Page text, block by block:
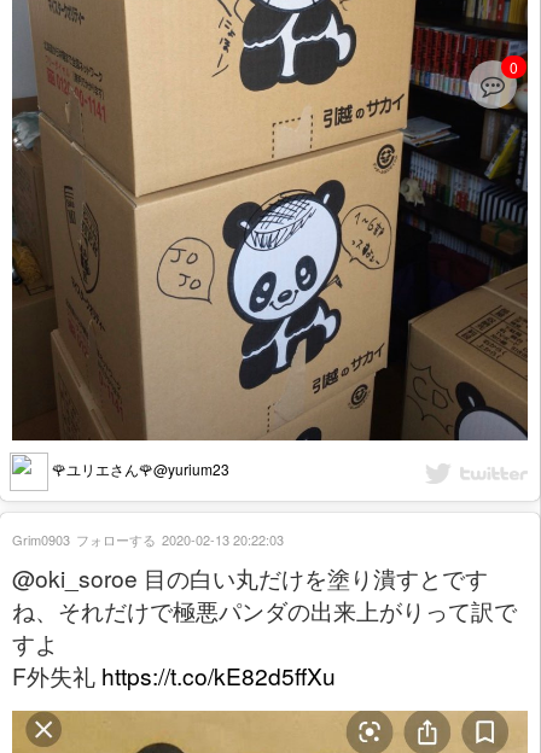
🌹ユリエさん🌹@yurium23
@oki_soroe 目の白い丸だけを塗り潰すとです
ね、それだけで極悪パンダの出来上がりって訳で
すよ
F外失礼 https://t.co/kE82d5ffXu
Grim0903 フォローする 2020-02-13 20:22:03
0